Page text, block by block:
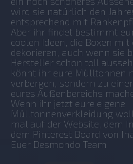
wird sie natürlich den
entsprechend mit
Aber ihr findet bestimmt
coolen Ideen, die Boxen
dekorieren, auch wenn sie
Hersteller schon toll
könnt ihr eure Mülltonnen
verbergen, sondern zu
eures Außenbereichs
Wenn ihr jetzt eure eigene
Mülltonnenverkleidung
mal auf der Website, dem
dem Pinterest Board von
Euer Desmondo Team